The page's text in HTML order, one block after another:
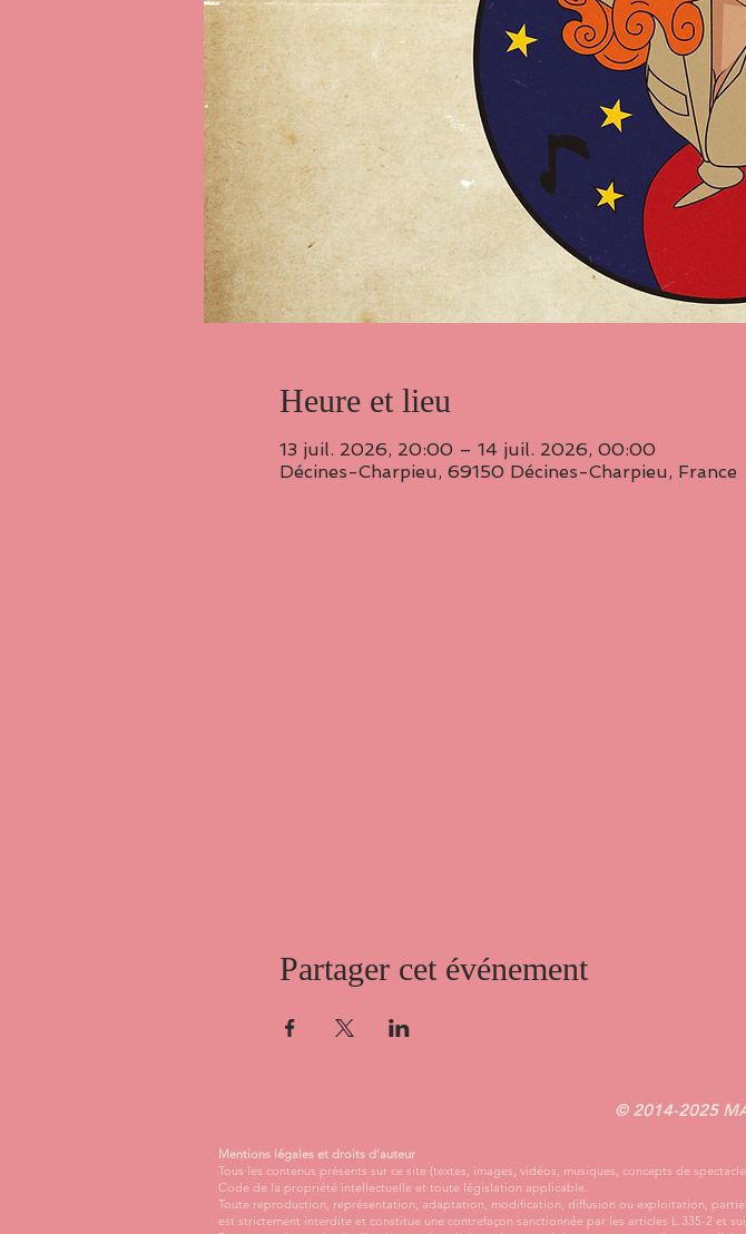
Heure et lieu
13 juil. 2026, 20:00 – 14 juil. 2026, 00:00
Décines-Charpieu, 69150 Décines-Charpieu, France
Partager cet événement
© 2014-2025
Mentions légales et droits d’auteur
Tous les contenus présents sur ce site (textes, images, vidéos, musiques, concepts de
Code de la propriété intellectuelle et toute législation applicable.
Toute reproduction, représentation, adaptation, modification, diffusion ou exploitation,
est strictement interdite et constitue une contrefaçon sanctionnée par les articles L.335-2 et